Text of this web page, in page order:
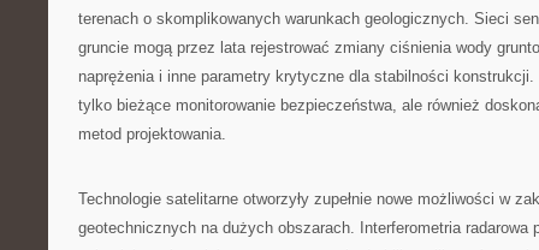
terenach o skomplikowanych warunkach geologicznych. Sieci
gruncie mogą przez lata rejestrować zmiany ciśnienia wody
naprężenia i inne parametry krytyczne dla stabilności konstrukcji.
tylko bieżące monitorowanie bezpieczeństwa, ale również
metod projektowania.
Technologie satelitarne otworzyły zupełnie nowe możliwości w
geotechnicznych na dużych obszarach. Interferometria radarowa